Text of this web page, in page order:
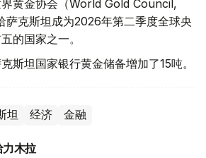
界黄金协会（World Gold Council,
萨克斯坦成为2026年第二季度全球央
的国家之一。
斯坦国家银行黄金储备增加了15吨。
坦 经济 金融
力木拉